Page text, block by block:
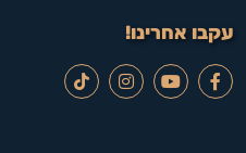
עקבו אחרינו!